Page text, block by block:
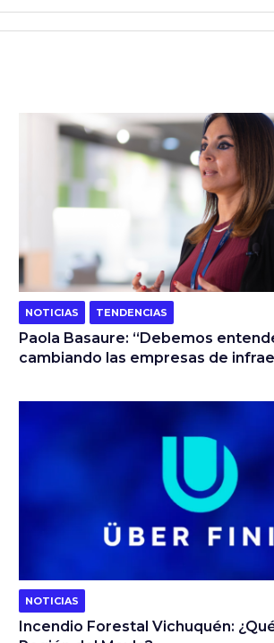
NOTICIAS TENDENCIAS
Paola Basaure: “Debemos
cambiando las empresas de
NOTICIAS
Incendio Forestal Vichuquén: